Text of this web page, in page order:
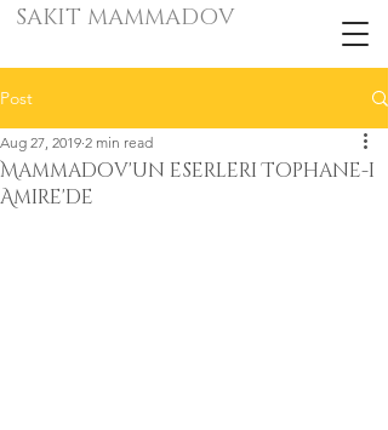
SAKIT MAMMADOV
Post
Mammadov'un eserleri Tophane-i
Amire'de
Aug 27, 2019 2 min read